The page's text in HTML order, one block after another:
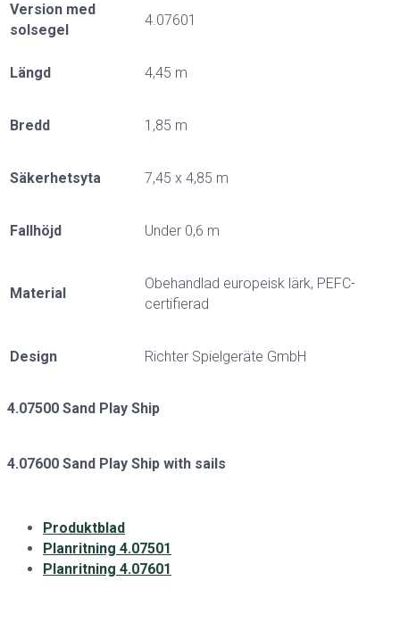
Version med
solsegel
4.07601
Längd 4,45 m
Bredd 1,85 m
Säkerhetsyta 7,45 x 4,85 m
Fallhöjd Under 0,6 m
Material
Obehandlad europeisk lärk, PEFC-
certifierad
Design Richter Spielgeräte GmbH
4.07500 Sand Play Ship
4.07600 Sand Play Ship with sails
Produktblad
Planritning 4.07501
Planritning 4.07601